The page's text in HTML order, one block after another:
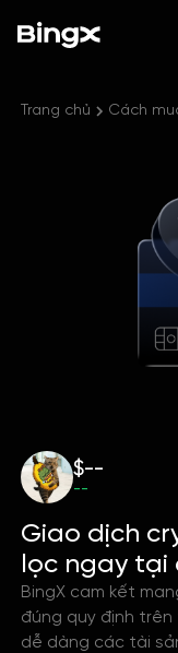
Trang chủ Cách
$--
--
Giao dịch
lọc ngay tại
BingX cam kết
đúng quy định
dễ dàng các tài